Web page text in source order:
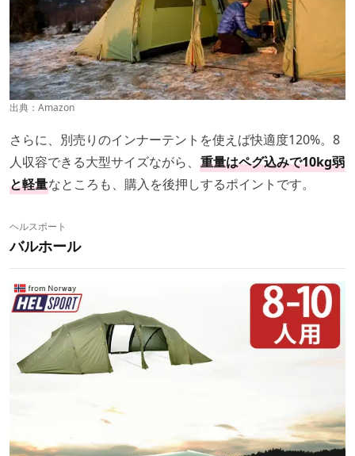
出典： Amazon
さらに、別売りのインナーテントを使えば快適度120%。8
人収容できる大型サイズながら、 重量はペグ込みで10kg弱
と軽量なところも、購入を後押しするポイントです。
ヘルスポート
バルホール